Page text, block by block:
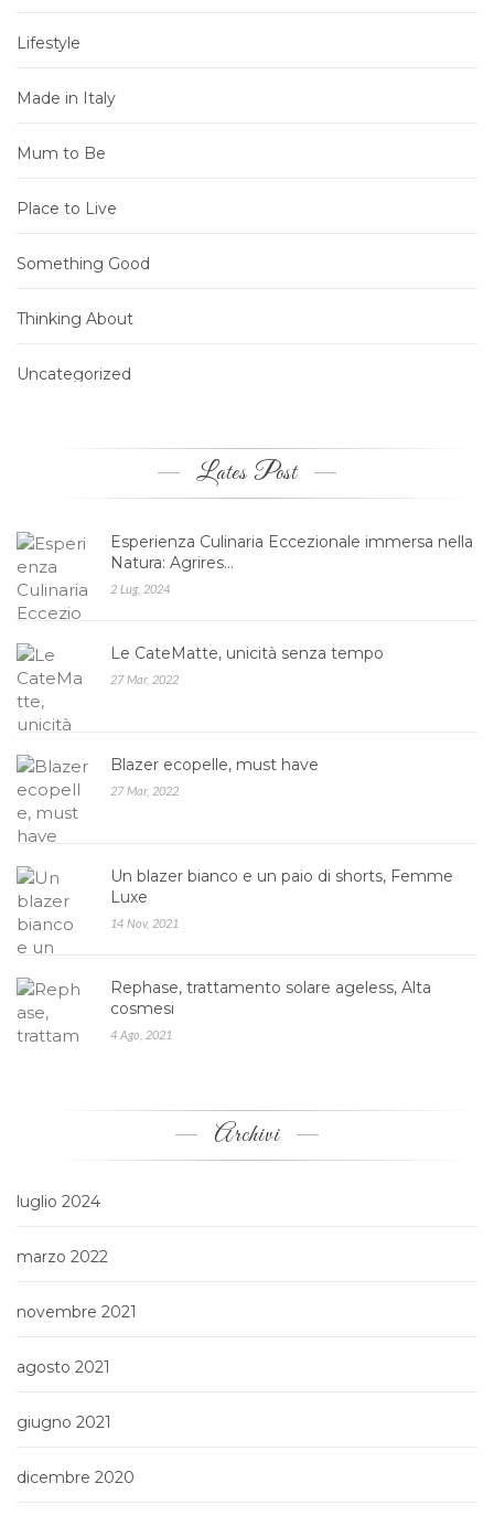
Lifestyle
Made in Italy
Mum to Be
Place to Live
Something Good
Thinking About
Uncategorized
Lates Post
Esperienza Culinaria Eccezionale immersa nella
Natura: Agrires…
2 Lug, 2024
Le CateMatte, unicità senza tempo
27 Mar, 2022
Blazer ecopelle, must have
27 Mar, 2022
Un blazer bianco e un paio di shorts, Femme
Luxe
14 Nov, 2021
Rephase, trattamento solare ageless, Alta
cosmesi
4 Ago, 2021
Archivi
luglio 2024
marzo 2022
novembre 2021
agosto 2021
giugno 2021
dicembre 2020